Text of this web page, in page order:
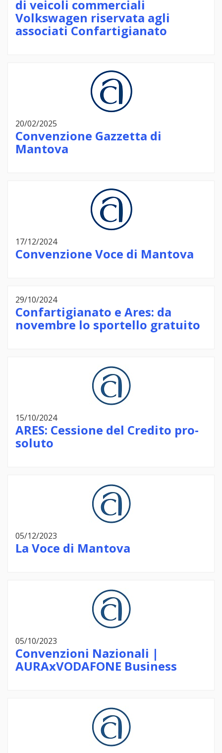
di veicoli commerciali
Volkswagen riservata agli
associati Confartigianato
20/02/2025
Convenzione Gazzetta di
Mantova
17/12/2024
Convenzione Voce di Mantova
29/10/2024
Confartigianato e Ares: da
novembre lo sportello gratuito
15/10/2024
ARES: Cessione del Credito pro-
soluto
05/12/2023
La Voce di Mantova
05/10/2023
Convenzioni Nazionali |
AURAxVODAFONE Business